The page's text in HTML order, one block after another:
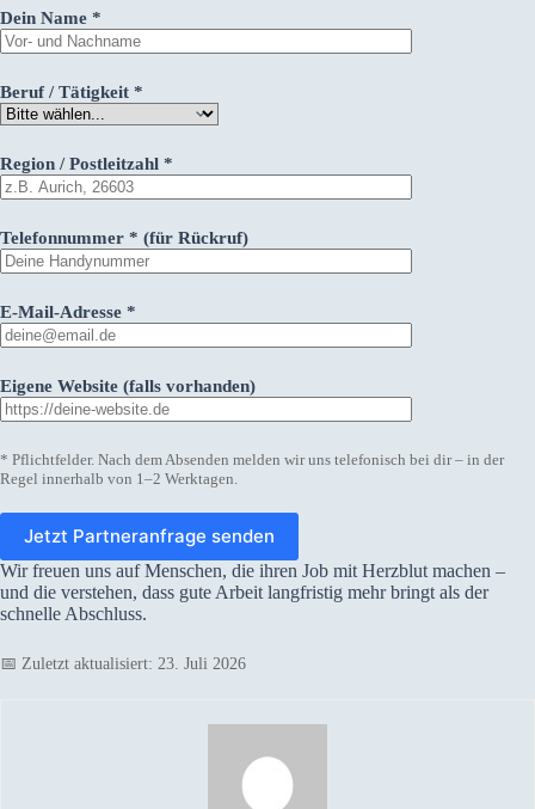
Dein Name *
Beruf / Tätigkeit *
Region / Postleitzahl *
Telefonnummer * (für Rückruf)
E-Mail-Adresse *
Eigene Website (falls vorhanden)
* Pflichtfelder. Nach dem Absenden melden wir uns telefonisch bei dir – in der
Regel innerhalb von 1–2 Werktagen.
Wir freuen uns auf Menschen, die ihren Job mit Herzblut machen –
und die verstehen, dass gute Arbeit langfristig mehr bringt als der
schnelle Abschluss.
📅 Zuletzt aktualisiert: 23. Juli 2026